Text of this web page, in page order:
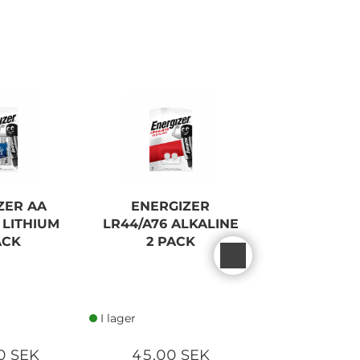
AA
SEK
ENERGIZER
LR44/A76 ALKALINE
2 PACK
I lager
45,00 SEK